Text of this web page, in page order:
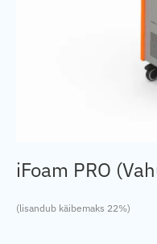
iFoam PRO
(lisandub käibemaks 22%)